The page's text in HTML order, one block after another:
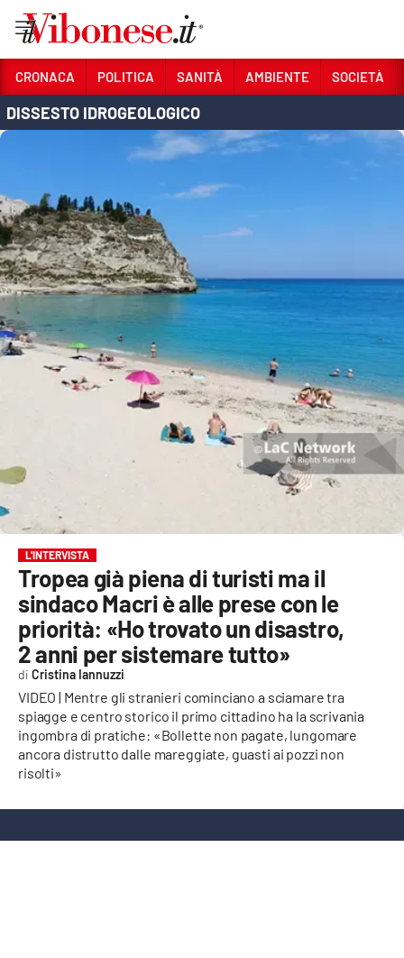
Sezioni
SANITÀ
AMBIENTE
SOCIETÀ
CULTURA
ECONOMIA E LAVORO
Streaming
LAC TV
LAC NETWORK
LAC ONAIR
LaC
Network
LACPLAY.IT
LACTV.IT
CRONACA POLITICA SANITÀ AMBIENTE SOCIETÀ
DISSESTO IDROGEOLOGICO
L'INTERVISTA
Tropea già piena di turisti ma il
sindaco Macri è alle prese con le
priorità: «Ho trovato un disastro,
2 anni per sistemare tutto»
VIDEO | Mentre gli stranieri cominciano a sciamare tra
spiagge e centro storico il primo cittadino ha la scrivania
ingombra di pratiche: «Bollette non pagate, lungomare
ancora distrutto dalle mareggiate, guasti ai pozzi non
risolti»
Cristina Iannuzzi